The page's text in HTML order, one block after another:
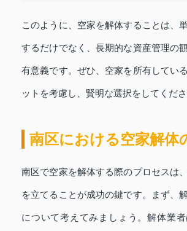
このように、空家を解体することは、
するだけでなく、長期的な資産管理の
有意義です。ぜひ、空家を所有してい
ットを考慮し、賢明な選択をしてくださ
南区における空家解体
南区で空家を解体する際のプロセスは
を立てることが成功の鍵です。まず、
について考えてみましょう。解体業